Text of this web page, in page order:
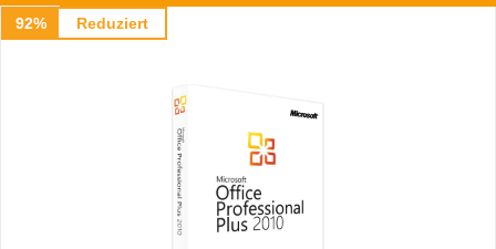
92% Reduziert